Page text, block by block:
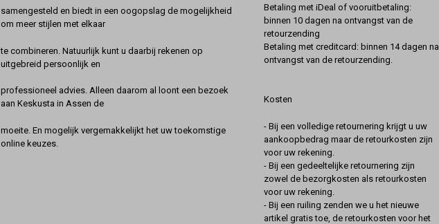
samengesteld en biedt in een oogopslag de mogelijkheid
om meer stijlen met elkaar
te combineren. Natuurlijk kunt u daarbij rekenen op
uitgebreid persoonlijk en
professioneel advies. Alleen daarom al loont een bezoek
aan Keskusta in Assen de
moeite. En mogelijk vergemakkelijkt het uw toekomstige
online keuzes.
Betaling met iDeal of vooruitbetaling:
binnen 10 dagen na ontvangst van de
retourzending
Betaling met creditcard: binnen 14 dagen na
ontvangst van de retourzending.
Kosten
- Bij een volledige retournering krijgt u uw
aankoopbedrag maar de retourkosten zijn
voor uw rekening.
- Bij een gedeeltelijke retournering zijn
zowel de bezorgkosten als retourkosten
voor uw rekening.
- Bij een ruiling zenden we u het nieuwe
artikel gratis toe, de retourkosten voor het